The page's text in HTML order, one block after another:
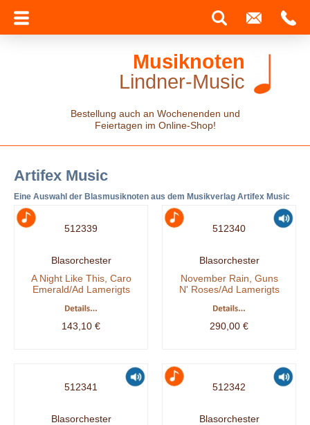
Musiknoten
Lindner-Music
Bestellung auch an Wochenenden und
Feiertagen im Online-Shop!
Artifex Music
Eine Auswahl der Blasmusiknoten aus dem Musikverlag Artifex Music
512339
Blasorchester
A Night Like This, Caro
Emerald/Ad Lamerigts
143,10 €
512340
Blasorchester
November Rain, Guns
N' Roses/Ad Lamerigts
290,00 €
512341
Blasorchester
512342
Blasorchester